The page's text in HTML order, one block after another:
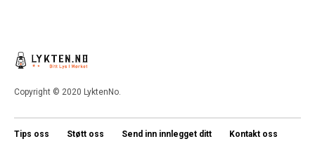
Copyright © 2020 LyktenNo.
Tips oss Støtt oss Send inn innlegget ditt
Kontakt oss